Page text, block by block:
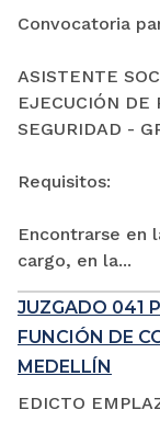
Convocatoria
ASISTENTE
EJECUCIÓN DE
SEGURIDAD -
Requisitos:
Encontrarse en
cargo, en la...
JUZGADO 041
FUNCIÓN DE
MEDELLÍN
EDICTO